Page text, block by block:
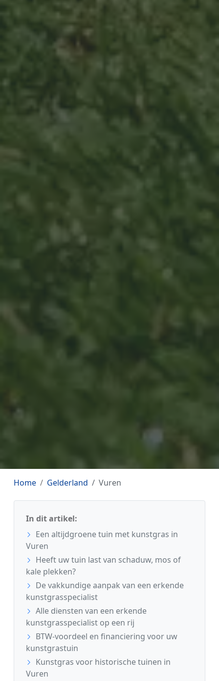
Home Gelderland Vuren
In dit artikel:
Een altijdgroene tuin met kunstgras in
Vuren
Heeft uw tuin last van schaduw, mos of
kale plekken?
De vakkundige aanpak van een erkende
kunstgrasspecialist
Alle diensten van een erkende
kunstgrasspecialist op een rij
BTW-voordeel en financiering voor uw
kunstgrastuin
Kunstgras voor historische tuinen in
Vuren